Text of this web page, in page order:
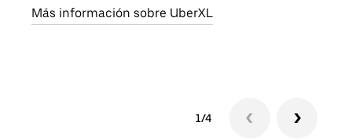
Más información sobre UberXL
1/4